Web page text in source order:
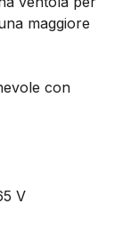
maggiore
con
V